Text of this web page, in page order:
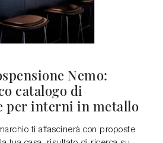
Nemo:
catalogo di
per interni in metallo
ti affascinerà con proposte